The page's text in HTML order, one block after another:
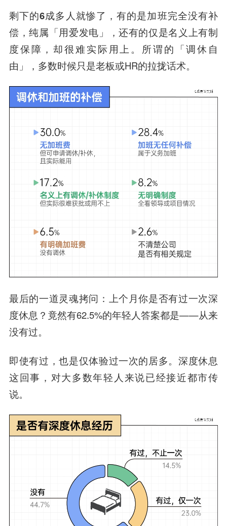
剩下的6成多人就惨了，有的是加班完全没有补
偿，纯属「用爱发电」，还有的仅是名义上有制
度保障，却很难实际用上。 所谓的「调休自
由」，多数时候只是老板或HR的拉拢话术。
最后的一道灵魂拷问：上个月你是否有过一次深
度休息？竟然有62.5%的年轻人答案都是——从来
没有过。
即使有过，也是仅体验过一次的居多。深度休息
这回事，对大多数年轻人来说已经接近都市传
说。